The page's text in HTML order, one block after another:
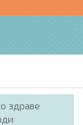
здраве